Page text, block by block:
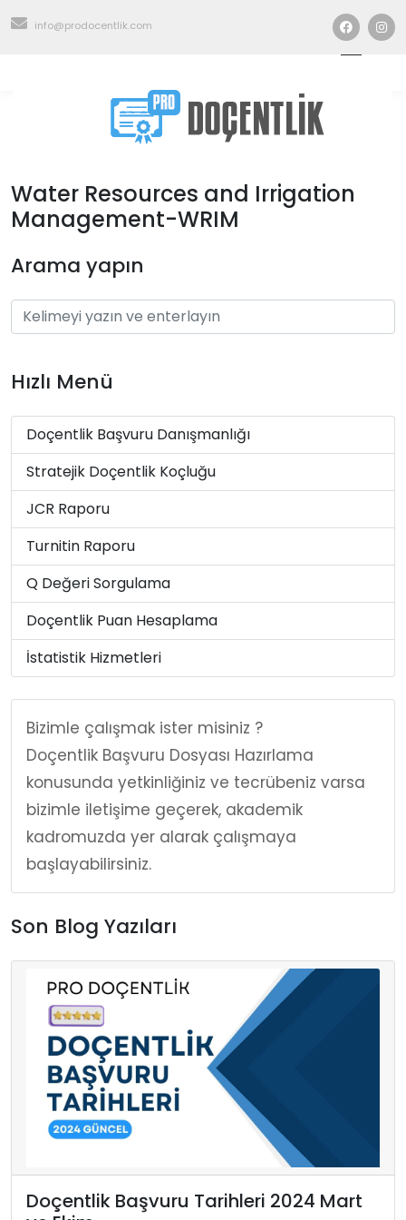
info@prodocentlik.com
Water Resources and Irrigation
Management-WRIM
Arama yapın
Hızlı Menü
Doçentlik Başvuru Danışmanlığı
Stratejik Doçentlik Koçluğu
JCR Raporu
Turnitin Raporu
Q Değeri Sorgulama
Doçentlik Puan Hesaplama
İstatistik Hizmetleri
Bizimle çalışmak ister misiniz ?
Doçentlik Başvuru Dosyası Hazırlama
konusunda yetkinliğiniz ve tecrübeniz varsa
bizimle iletişime geçerek, akademik
kadromuzda yer alarak çalışmaya
başlayabilirsiniz.
Son Blog Yazıları
Doçentlik Başvuru Tarihleri 2024 Mart